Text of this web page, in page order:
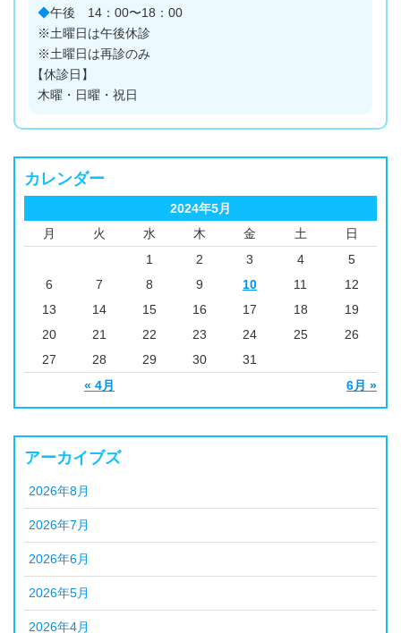
◆午後 14：00〜18：00
※土曜日は午後休診
※土曜日は再診のみ
【休診日】
木曜・日曜・祝日
カレンダー
2024年5月
月
火 水 木 金 土 日
« 4月 6月 »
1 2 3 4
5
6
7 8 9 10 11
12
13
14 15 16 17 18
19
20
21 22 23 24 25
26
27
28 29 30 31
アーカイブズ
2026年8月
2026年7月
2026年6月
2026年5月
2026年4月